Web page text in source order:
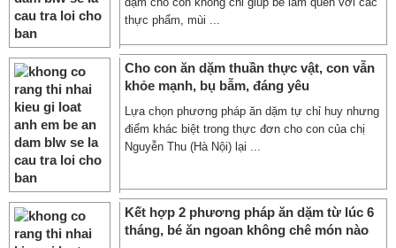
thực phẩm, mùi ...
Cho con ăn dặm thuần thực vật, con vẫn
khỏe mạnh, bụ bẫm, đáng yêu
Lựa chọn phương pháp ăn dặm tự chỉ huy nhưng
điểm khác biệt trong thực đơn cho con của chị
Nguyễn Thu (Hà Nội) lại ...
Kết hợp 2 phương pháp ăn dặm từ lúc 6
tháng, bé ăn ngoan không chê món nào